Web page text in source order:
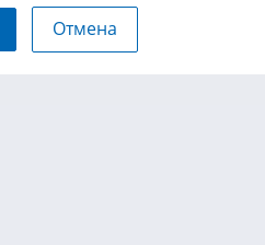
Отмена